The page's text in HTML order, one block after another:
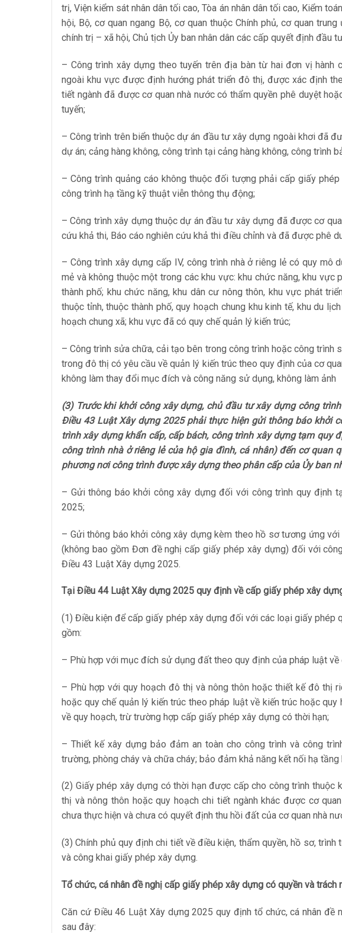
trị, Viện kiểm sát nhân dân tối cao, Tòa án nhân dân tối cao, Kiểm
hội, Bộ, cơ quan ngang Bộ, cơ quan thuộc Chính phủ, cơ quan
chính trị – xã hội, Chủ tịch Ủy ban nhân dân các cấp quyết định đầu
– Công trình xây dựng theo tuyến trên địa bàn từ hai đơn vị hành
ngoài khu vực được định hướng phát triển đô thị, được xác định
tiết ngành đã được cơ quan nhà nước có thẩm quyền phê duyệt
tuyến;
– Công trình trên biển thuộc dự án đầu tư xây dựng ngoài khơi đã
dự án; cảng hàng không, công trình tại cảng hàng không, công trình
– Công trình quảng cáo không thuộc đối tượng phải cấp giấy
công trình hạ tầng kỹ thuật viễn thông thụ động;
– Công trình xây dựng thuộc dự án đầu tư xây dựng đã được cơ
cứu khả thi, Báo cáo nghiên cứu khả thi điều chỉnh và đã được phê
– Công trình xây dựng cấp IV, công trình nhà ở riêng lẻ có quy
mẻ và không thuộc một trong các khu vực: khu chức năng, khu
thành phố; khu chức năng, khu dân cư nông thôn, khu vực phát
thuộc tỉnh, thuộc thành phố, quy hoạch chung khu kinh tế, khu du
hoạch chung xã; khu vực đã có quy chế quản lý kiến trúc;
– Công trình sửa chữa, cải tạo bên trong công trình hoặc công
trong đô thị có yêu cầu về quản lý kiến trúc theo quy định của cơ
không làm thay đổi mục đích và công năng sử dụng, không làm ảnh
(3) Trước khi khởi công xây dựng, chủ đầu tư xây dựng công
Điều 43 Luật Xây dựng 2025 phải thực hiện gửi thông báo khởi
trình xây dựng khẩn cấp, cấp bách, công trình xây dựng tạm quy
công trình nhà ở riêng lẻ của hộ gia đình, cá nhân) đến cơ quan
phương nơi công trình được xây dựng theo phân cấp của Ủy ban
– Gửi thông báo khởi công xây dựng đối với công trình quy định
2025;
– Gửi thông báo khởi công xây dựng kèm theo hồ sơ tương ứng
(không bao gồm Đơn đề nghị cấp giấy phép xây dựng) đối với
Điều 43 Luật Xây dựng 2025.
Tại Điều 44 Luật Xây dựng 2025 quy định về cấp giấy phép xây
(1) Điều kiện để cấp giấy phép xây dựng đối với các loại giấy phép
gồm:
– Phù hợp với mục đích sử dụng đất theo quy định của pháp luật
– Phù hợp với quy hoạch đô thị và nông thôn hoặc thiết kế đô thị
hoặc quy chế quản lý kiến trúc theo pháp luật về kiến trúc hoặc
về quy hoạch, trừ trường hợp cấp giấy phép xây dựng có thời hạn;
– Thiết kế xây dựng bảo đảm an toàn cho công trình và công
trường, phòng cháy và chữa cháy; bảo đảm khả năng kết nối hạ tầng
(2) Giấy phép xây dựng có thời hạn được cấp cho công trình thuộc
thị và nông thôn hoặc quy hoạch chi tiết ngành khác được cơ
chưa thực hiện và chưa có quyết định thu hồi đất của cơ quan nhà
(3) Chính phủ quy định chi tiết về điều kiện, thẩm quyền, hồ sơ,
và công khai giấy phép xây dựng.
Tổ chức, cá nhân đề nghị cấp giấy phép xây dựng có quyền và trách
Căn cứ Điều 46 Luật Xây dựng 2025 quy định tổ chức, cá nhân đề
sau đây: